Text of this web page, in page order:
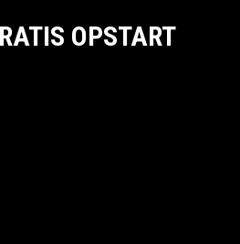
OPSTART